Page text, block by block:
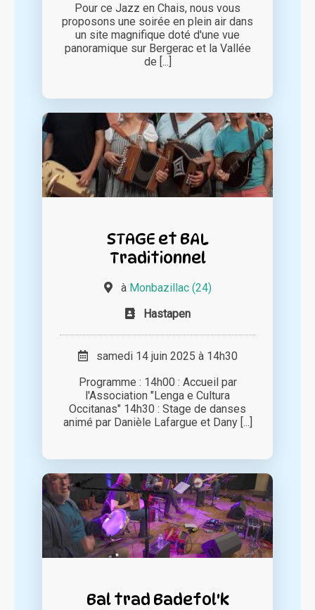
Pour ce Jazz en Chais, nous vous
proposons une soirée en plein air dans
un site magnifique doté d'une vue
panoramique sur Bergerac et la Vallée
de [...]
STAGE et BAL
Traditionnel
à Monbazillac (24)
Hastapen
samedi 14 juin 2025 à 14h30
Programme : 14h00 : Accueil par
l'Association "Lenga e Cultura
Occitanas" 14h30 : Stage de danses
animé par Danièle Lafargue et Dany [...]
Bal trad Badefol'k